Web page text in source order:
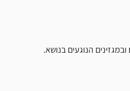
הנוגעים בנושא.